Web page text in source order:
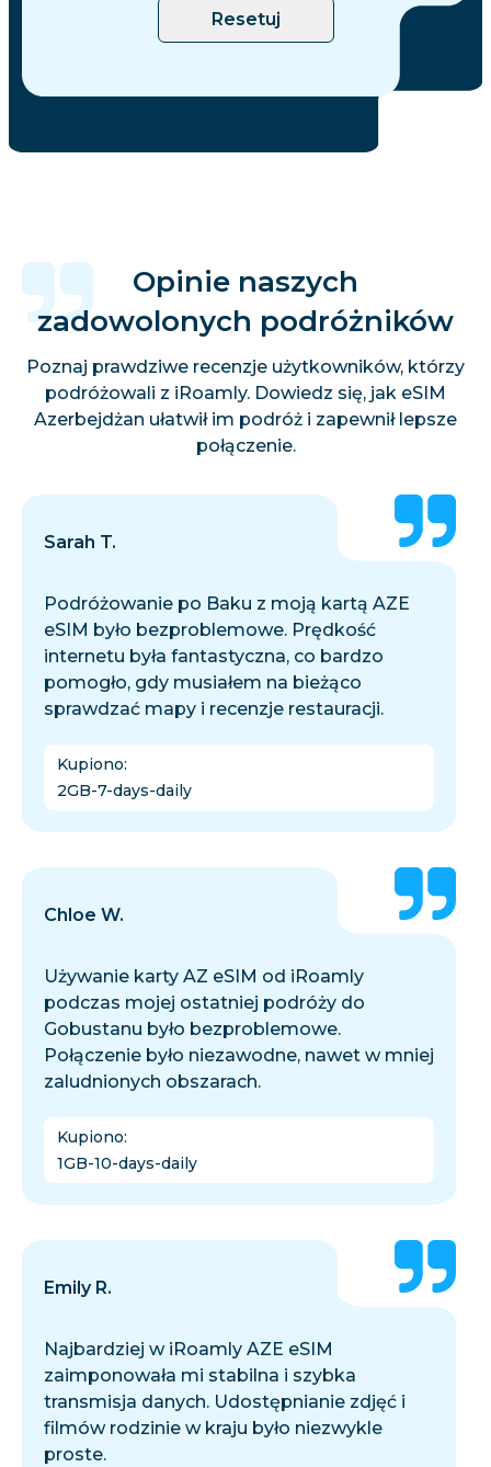
Resetuj
Opinie naszych
zadowolonych podróżników
Poznaj prawdziwe recenzje użytkowników, którzy
podróżowali z iRoamly. Dowiedz się, jak eSIM
Azerbejdżan ułatwił im podróż i zapewnił lepsze
połączenie.
Sarah T.
Podróżowanie po Baku z moją kartą AZE
eSIM było bezproblemowe. Prędkość
internetu była fantastyczna, co bardzo
pomogło, gdy musiałem na bieżąco
sprawdzać mapy i recenzje restauracji.
Kupiono:
2GB-7-days-daily
Chloe W.
Używanie karty AZ eSIM od iRoamly
podczas mojej ostatniej podróży do
Gobustanu było bezproblemowe.
Połączenie było niezawodne, nawet w mniej
zaludnionych obszarach.
Kupiono:
1GB-10-days-daily
Emily R.
Najbardziej w iRoamly AZE eSIM
zaimponowała mi stabilna i szybka
transmisja danych. Udostępnianie zdjęć i
filmów rodzinie w kraju było niezwykle
proste.